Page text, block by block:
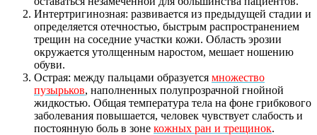
Интертригинозная: развивается из предыдущей стадии и
определяется отечностью, быстрым распространением
трещин на соседние участки кожи. Область эрозии
окружается утолщенным наростом, мешает ношению
обуви.
Острая: между пальцами образуется множество
пузырьков, наполненных полупрозрачной гнойной
жидкостью. Общая температура тела на фоне грибкового
заболевания повышается, человек чувствует слабость и
постоянную боль в зоне кожных ран и трещинок.